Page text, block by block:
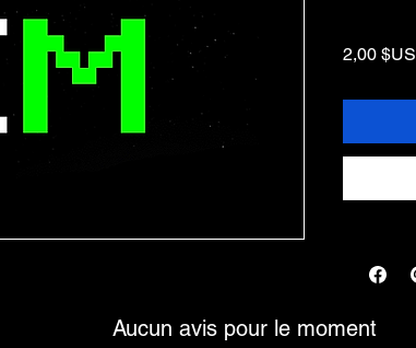
2,00 $US
Aucun avis pour le moment